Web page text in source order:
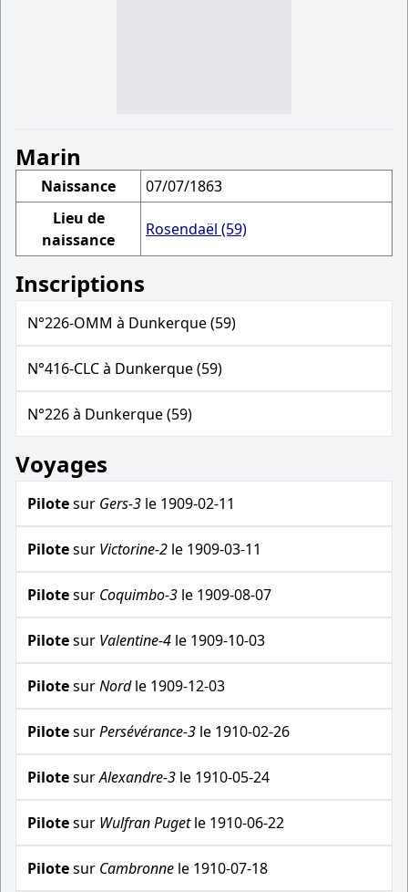
Marin
Naissance
07/07/1863
Lieu de
naissance
Rosendaël (59)
Inscriptions
N°226-OMM à Dunkerque (59)
N°416-CLC à Dunkerque (59)
N°226 à Dunkerque (59)
Voyages
Pilotesur Gers-3 le 1909-02-11
Pilotesur Victorine-2 le 1909-03-11
Pilotesur Coquimbo-3 le 1909-08-07
Pilotesur Valentine-4 le 1909-10-03
PilotesurNordle 1909-12-03
PilotesurPersévérance-3 le 1910-02-26
PilotesurAlexandre-3 le 1910-05-24
Pilotesur Wulfran Pugetle 1910-06-22
Pilotesur Cambronne le 1910-07-18